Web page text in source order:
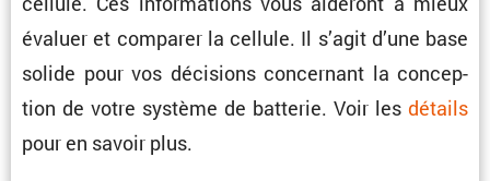
évaluer et comparer la cellule. Il s’agit d’une base
solide pour vos décisions concer­nant la concep­
tion de votre système de batterie. Voir les détails
pour en savoir plus.